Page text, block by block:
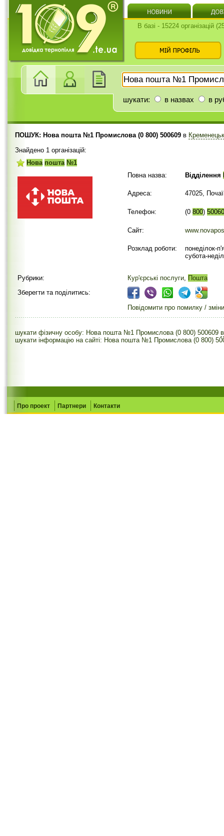
В базі - 15224 організацій
шукати: в назвах в
ПОШУК: Нова пошта №1 Промислова (0 800) 500609 в
Знайдено 1 організацій:
Нова пошта №1
Повна назва:
Відділення
Адреса: 47025,
Телефон: (0 800)
Сайт:
Розклад роботи:
понеділок-
субота-
Рубрики: Кур'єрські послуги, Пошта
Зберегти та поділитись:
Повідомити про помилку / зміни
шукати фізичну особу: Нова пошта №1 Промислова (0 800) 500609
шукати інформацію на сайті: Нова пошта №1 Промислова (0 800)
Про проект Партнери Контакти